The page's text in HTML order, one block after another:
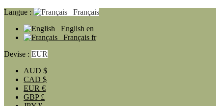
Langue :
Français
English en
Français fr
Devise : EUR
AUD $
CAD $
EUR €
GBP £